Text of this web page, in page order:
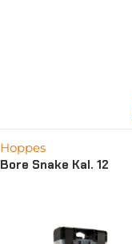
Hoppes
Bore Snake Kal. 12